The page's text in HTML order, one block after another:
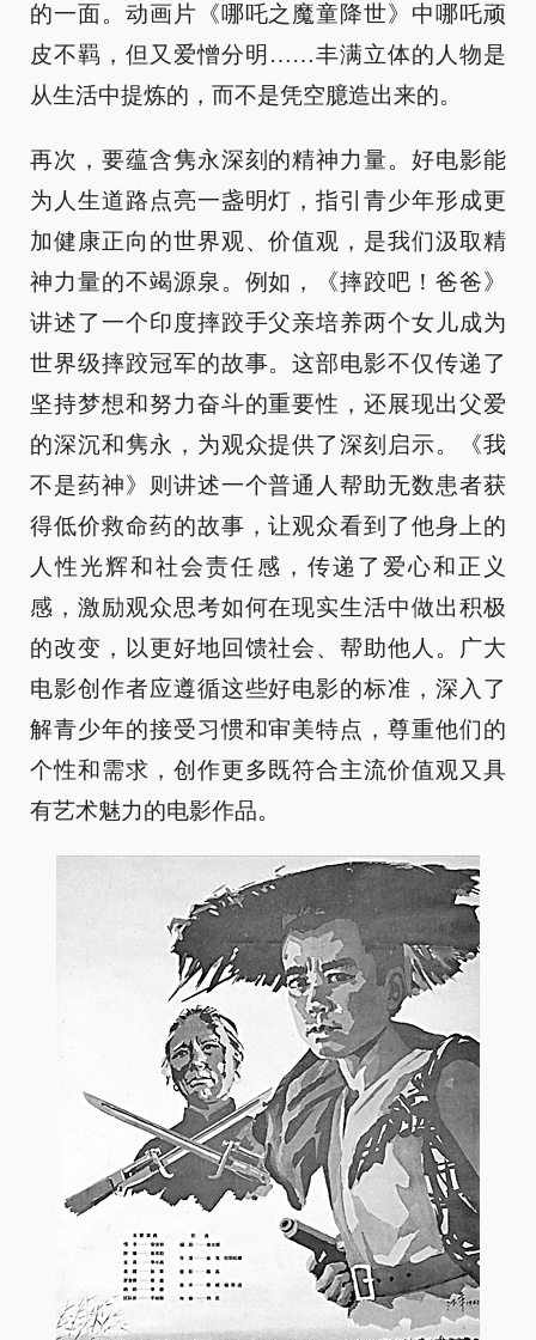
的一面。动画片《哪吒之魔童降世》中哪吒顽
皮不羁，但又爱憎分明……丰满立体的人物是
从生活中提炼的，而不是凭空臆造出来的。
再次，要蕴含隽永深刻的精神力量。好电影能
为人生道路点亮一盏明灯，指引青少年形成更
加健康正向的世界观、价值观，是我们汲取精
神力量的不竭源泉。例如，《摔跤吧！爸爸》
讲述了一个印度摔跤手父亲培养两个女儿成为
世界级摔跤冠军的故事。这部电影不仅传递了
坚持梦想和努力奋斗的重要性，还展现出父爱
的深沉和隽永，为观众提供了深刻启示。《我
不是药神》则讲述一个普通人帮助无数患者获
得低价救命药的故事，让观众看到了他身上的
人性光辉和社会责任感，传递了爱心和正义
感，激励观众思考如何在现实生活中做出积极
的改变，以更好地回馈社会、帮助他人。广大
电影创作者应遵循这些好电影的标准，深入了
解青少年的接受习惯和审美特点，尊重他们的
个性和需求，创作更多既符合主流价值观又具
有艺术魅力的电影作品。